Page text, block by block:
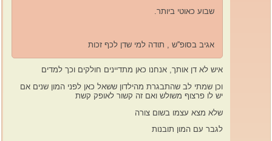
שבוע כאוטי ביותר.
אגיב בסופ''ש , תודה למי שדן לכף זכות
איש לא דן אותך, אנחנו כאן מתדיינים חולקים וכך למדים
וכן שמתי לב שהתבגרת מהילדון ששאל כאן לפני המון שנים אם
יש לו פרצוף משולש ואם זה קשור לאופק קשת
שלא מצא עצמו בשום צורה
לגבר עם המון תובנות